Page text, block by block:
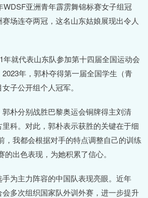
WDSF亚洲青年霹雳舞锦标赛女子组冠
场连夺两冠，这名山东姑娘展现出令人
年就代表山东队参加第十四届全国运动会
年，郭朴夺得第一届全国学生（青
子公开组个人冠军。
朴分别战胜巴黎奥运会铜牌得主刘清
科。对此，郭朴表示获胜的关键在于细
，我都会根据对手的特点调整自己的训练
的出色表现，为她积累了信心。
为主力阵容的中国队表现亮眼。近年
多次组织国家队外训外赛，进一步提升